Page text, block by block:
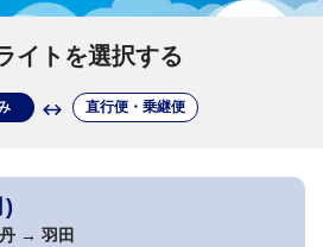
イトを選択する
直行便・乗継便
)
→ 羽田